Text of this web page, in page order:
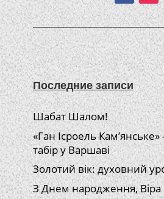
Последние записи
Шабат Шалом!
«Ган Ісроель
табір у Варшаві
Золотий вік: духовний
З Днем народження, Віра